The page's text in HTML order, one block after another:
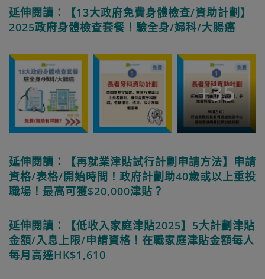
延伸閱讀：【13大政府免費身體檢查/資助計劃】
2025政府身體檢查套餐！驗全身/婦科/大腸癌
+35
延伸閱讀：【再就業津貼試行計劃申請方法】申請
資格/表格/開始時間！政府計劃助40歲或以上重投
職場！最高可獲$20,000津貼？
延伸閱讀：【低收入家庭津貼2025】5大計劃津貼
金額/入息上限/申請資格！在職家庭津貼金額每人
每月高達HK$1,610